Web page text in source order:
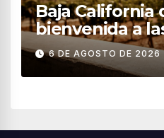
Baja California
bienvenida a
vendimia 2026
6 DE AGOSTO DE 2026